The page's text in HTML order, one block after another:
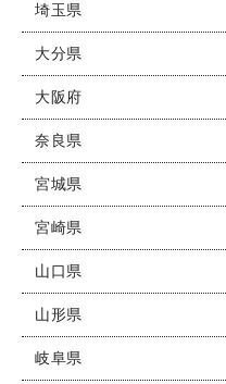
埼玉県
大分県
大阪府
奈良県
宮城県
宮崎県
山口県
山形県
岐阜県